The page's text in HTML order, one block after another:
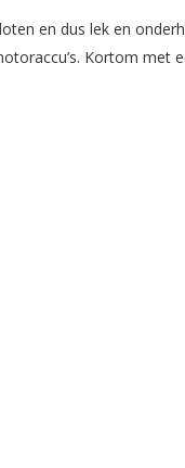
en dus lek en
Kortom met